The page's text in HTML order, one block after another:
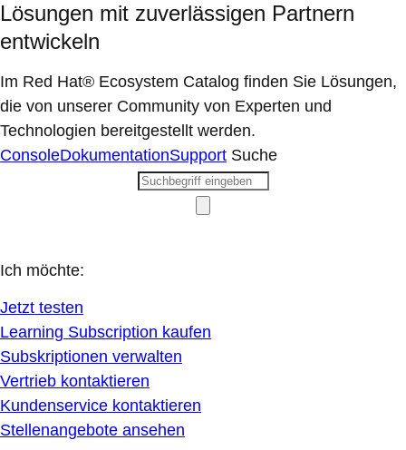
Lösungen mit zuverlässigen Partnern
entwickeln
Im Red Hat® Ecosystem Catalog finden Sie Lösungen,
die von unserer Community von Experten und
Technologien bereitgestellt werden.
ConsoleDokumentationSupport Suche
Ich möchte:
Jetzt testen
Learning Subscription kaufen
Subskriptionen verwalten
Vertrieb kontaktieren
Kundenservice kontaktieren
Stellenangebote ansehen